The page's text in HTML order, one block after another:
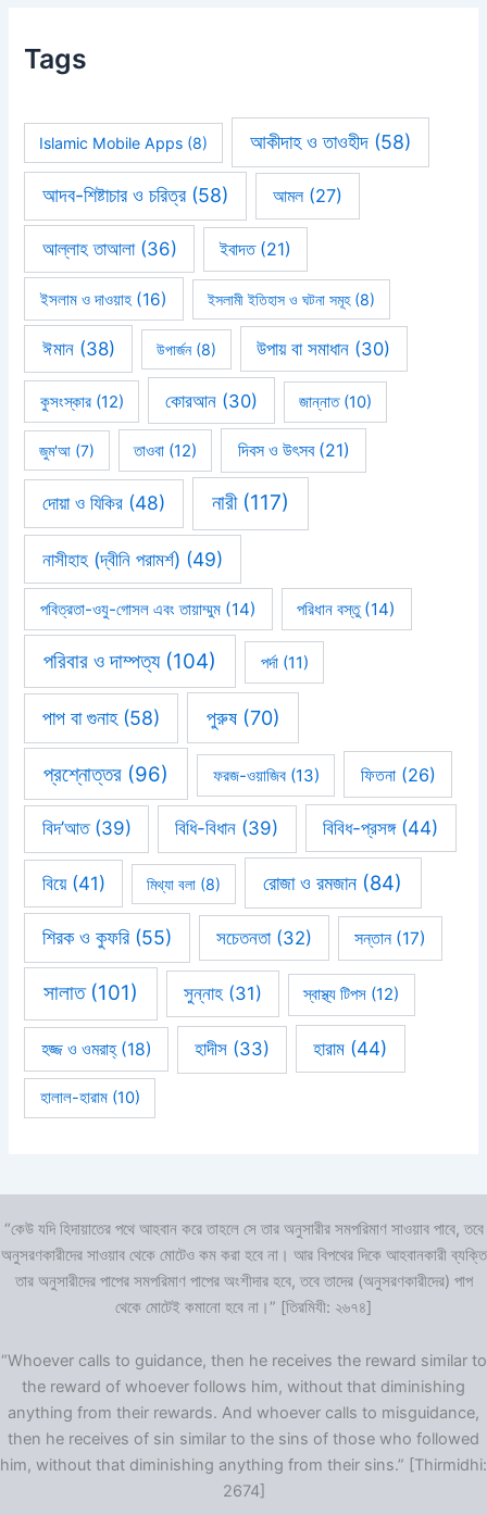
Tags
Islamic Mobile Apps (8) আকীদাহ ও তাওহীদ(58)
আদব-শিষ্টাচার ও চরিত্র(58) আমল(27)
আল্লাহ তাআলা(36) ইবাদত(21)
ইসলাম ও দাওয়াহ (16) ইসলামী ইতিহাস ও ঘটনা সমূহ(8)
ঈমান(38) উপার্জন(8) উপায় বা সমাধান (30)
কুসংস্কার(12) কোরআন (30) জান্নাত(10)
জুম'আ (7) তাওবা (12) দিবস ও উৎসব(21)
দোয়া ও যিকির (48) নারী(117)
নাসীহাহ (দ্বীনি পরামর্শ) (49)
পবিত্রতা-ওযু-গোসল এবং তায়াম্মুম (14) পরিধান বস্তু(14)
পরিবার ও দাম্পত্য(104) পর্দা(11)
পাপ বা গুনাহ(58) পুরুষ(70)
প্রশ্নোত্তর (96) ফরজ-ওয়াজিব(13) ফিতনা(26)
বিদ’আত(39) বিধি-বিধান (39) বিবিধ-প্রসঙ্গ(44)
বিয়ে(41) মিথ্যা বলা(8) রোজা ও রমজান (84)
শিরক ও কুফরি(55) সচেতনতা(32) সন্তান(17)
সালাত(101) সুন্নাহ (31) স্বাস্থ্য টিপস (12)
হজ্জ ও ওমরাহ্‌(18) হাদীস(33) হারাম (44)
হালাল-হারাম(10)
“কেউ যদি হিদায়াতের পথে আহবান করে তাহলে সে তার অনুসারীর সমপরিমাণ সাওয়াব পাবে, তবে
অনুসরণকারীদের সাওয়াব থেকে মোটেও কম করা হবে না। আর বিপথের দিকে আহবানকারী ব্যক্তি
তার অনুসারীদের পাপের সমপরিমাণ পাপের অংশীদার হবে, তবে তাদের (অনুসরণকারীদের) পাপ
থেকে মোটেই কমানো হবে না।” [তিরমিযী: ২৬৭৪]
“Whoever calls to guidance, then he receives the reward similar to
the reward of whoever follows him, without that diminishing
anything from their rewards. And whoever calls to misguidance,
then he receives of sin similar to the sins of those who followed
him, without that diminishing anything from their sins.” [Thirmidhi:
2674]